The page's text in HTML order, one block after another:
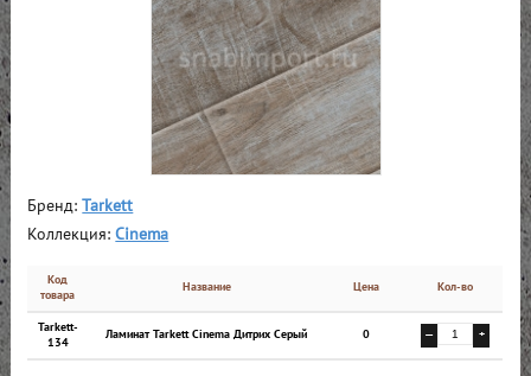
Бренд:
Tarkett
Коллекция:Cinema
Код
товара
Название Цена Кол-во
Tarkett-
134
Ламинат Tarkett Cinema Дитрих Серый 0 — +